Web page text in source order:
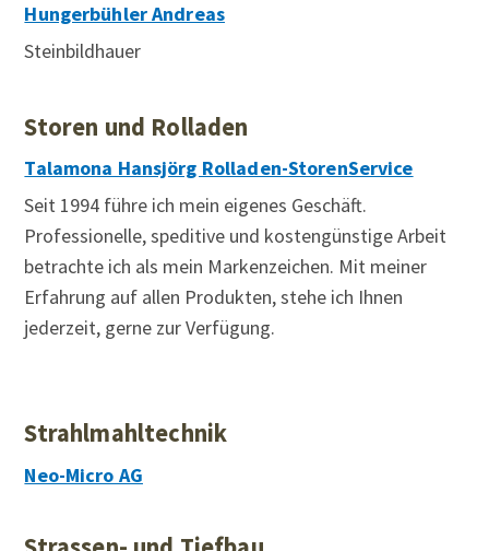
Hungerbühler Andreas
Steinbildhauer
Storen und Rolladen
Talamona Hansjörg Rolladen-StorenService
Seit 1994 führe ich mein eigenes Geschäft.
Professionelle, speditive und kostengünstige Arbeit
betrachte ich als mein Markenzeichen. Mit meiner
Erfahrung auf allen Produkten, stehe ich Ihnen
jederzeit, gerne zur Verfügung.
Strahlmahltechnik
Neo-Micro AG